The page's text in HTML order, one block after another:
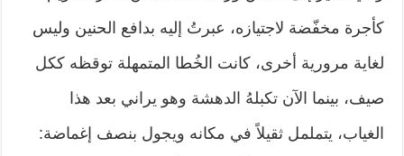
كأجرة مخفّضة لاجتيازه، عبرتُ إليه بدافع الحنين وليس
لغاية مرورية أخرى، كانت الخُطا المتمهلة توقظه ككل
صيف، بينما الآن تكبلهُ الدهشة وهو يراني بعد هذا
الغياب، يتململ ثقيلاً في مكانه ويجول بنصف إغماضة: